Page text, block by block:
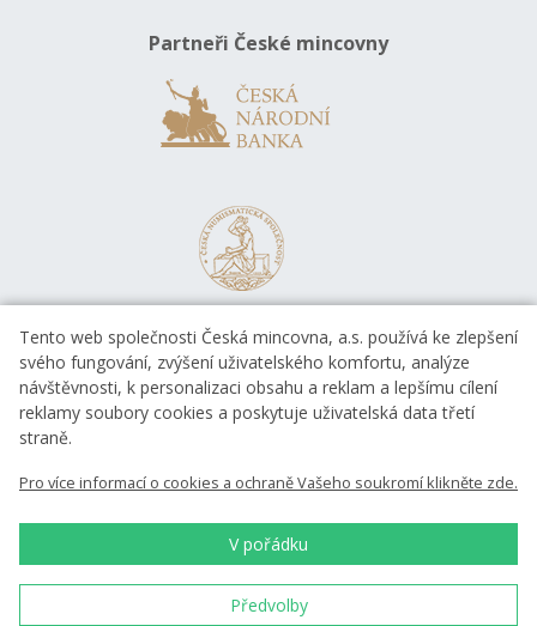
Partneři České mincovny
EVROPSKÁ UNIE
Evropský fond pro regionální rozvoj
Evropský fond pro regionální rozvoj
Investice do vaší budoucnosti
Tento web společnosti Česká mincovna, a.s. používá ke zlepšení
svého fungování, zvýšení uživatelského komfortu, analýze
návštěvnosti, k personalizaci obsahu a reklam a lepšímu cílení
reklamy soubory cookies a poskytuje uživatelská data třetí
straně.
Pro více informací o cookies a ochraně Vašeho soukromí klikněte zde.
V pořádku
Předvolby